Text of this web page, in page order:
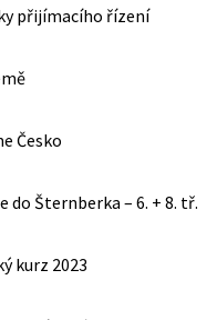
přijímacího řízení
Česko
do Šternberka – 6. + 8. tř.
kurz 2023